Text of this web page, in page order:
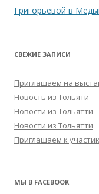
по
Григорьевой в
СВЕЖИЕ ЗАПИСИ
Приглашаем на
Новость из Тольяти
Новости из Тольятти
Новости из Тольятти
Приглашаем к
МЫ В FACEBOOK